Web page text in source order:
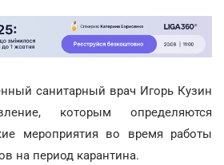
санитарный врач Игорь Кузин
которым определяются
мероприятия во время работы
на период карантина.